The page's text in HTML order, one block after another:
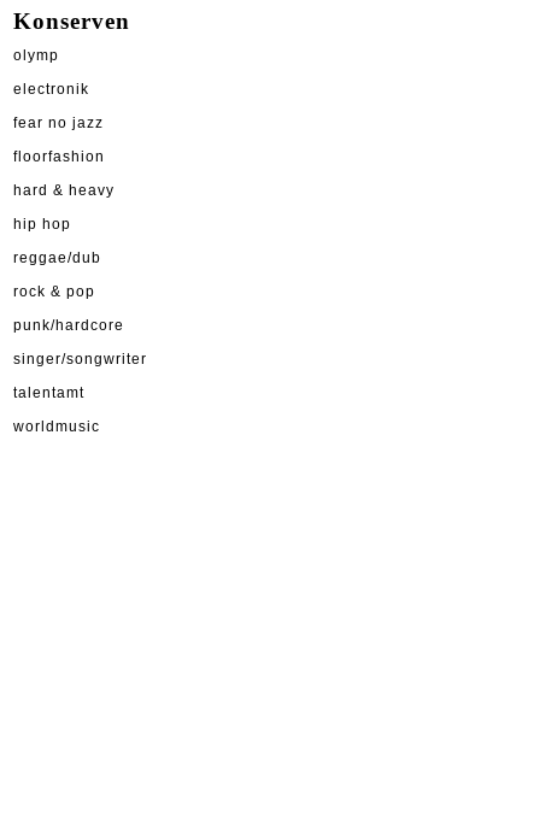
Konserven
olymp
electronik
fear no jazz
floorfashion
hard & heavy
hip hop
reggae/dub
rock & pop
punk/hardcore
singer/songwriter
talentamt
worldmusic